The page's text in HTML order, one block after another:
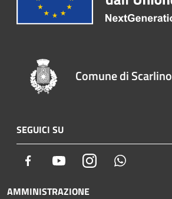
Comune di Scarlino
SEGUICI SU
Facebook YoutubeInstagram
AMMINISTRAZIONE